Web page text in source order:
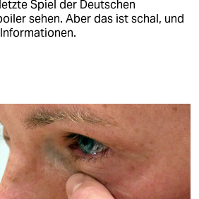
Spiel der Deutschen
sehen. Aber das ist schal, und